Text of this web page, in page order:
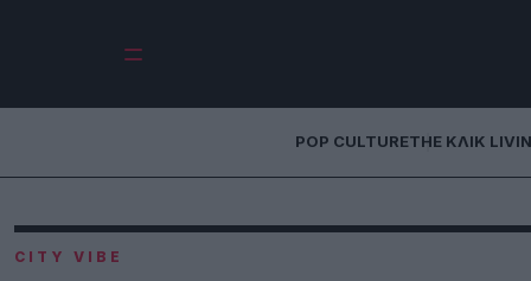
POP CULTURETHE ΚΛΙΚ
CITY VIBE